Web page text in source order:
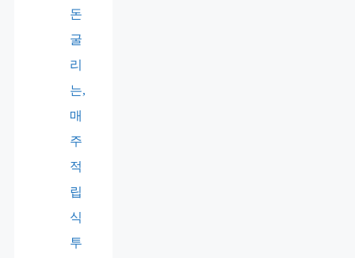
돈
굴
리
는,
매
주
적
립
식
투